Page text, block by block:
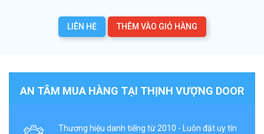
LIÊN HỆ THÊM VÀO GIỎ HÀNG
AN TÂM MUA HÀNG TẠI THỊNH VƯỢNG DOOR
Thương hiệu danh tiếng từ 2010 - Luôn đặt uy tín